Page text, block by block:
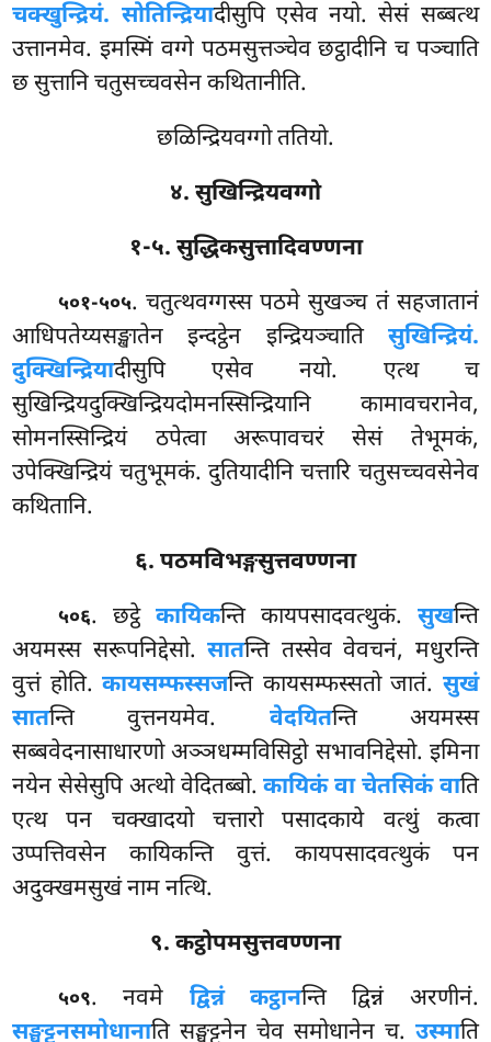
चक्खुन्द्रियं. सोतिन्द्रियादीसुपि एसेव नयो. सेसं सब्बत्थ
उत्तानमेव. इमस्मिं वग्गे पठमसुत्तञ्चेव छट्ठादीनि च पञ्चाति
छ सुत्तानि चतुसच्चवसेन कथितानीति.
छळिन्द्रियवग्गो ततियो.
४. सुखिन्द्रियवग्गो
१-५. सुद्धिकसुत्तादिवण्णना
५०१-५०५. चतुत्थवग्गस्सपठमे सुखञ्च तं सहजातानं
आधिपतेय्यसङ्खातेन इन्दट्ठेन इन्द्रियञ्चाति सुखिन्द्रियं.
दुक्खिन्द्रियादीसुपि एसेव नयो. एत्थ च
सुखिन्द्रियदुक्खिन्द्रियदोमनस्सिन्द्रियानि कामावचरानेव,
सोमनस्सिन्द्रियं ठपेत्वा अरूपावचरं सेसं तेभूमकं,
उपेक्खिन्द्रियं चतुभूमकं. दुतियादीनि चत्तारि चतुसच्चवसेनेव
कथितानि.
६. पठमविभङ्गसुत्तवण्णना
५०६. छट्ठे कायिकन्ति कायपसादवत्थुकं. सुखन्ति
अयमस्स सरूपनिद्देसो.सातन्ति तस्सेव वेवचनं, मधुरन्ति
वुत्तं होति.कायसम्फस्सजन्ति कायसम्फस्सतो जातं. सुखं
सातन्ति वुत्तनयमेव. वेदयितन्ति अयमस्स
सब्बवेदनासाधारणो अञ्ञधम्मविसिट्ठो सभावनिद्देसो. इमिना
नयेन सेसेसुपि अत्थो वेदितब्बो.कायिकं वा चेतसिकं वाति
एत्थ पन चक्खादयो चत्तारो पसादकाये वत्थुं कत्वा
उप्पत्तिवसेन कायिकन्ति वुत्तं. कायपसादवत्थुकं पन
अदुक्खमसुखं नाम नत्थि.
९. कट्ठोपमसुत्तवण्णना
५०९. नवमे द्विन्नं कट्ठानन्ति द्विन्नं अरणीनं.
सङ्घट्टनसमोधानाति सङ्घट्टनेन चेव समोधानेन च. उस्माति